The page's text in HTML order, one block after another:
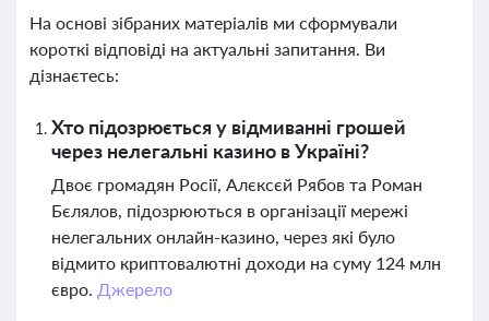
На основі зібраних матеріалів ми сформували
короткі відповіді на актуальні запитання. Ви
дізнаєтесь:
Хто підозрюється у відмиванні грошей
через нелегальні казино в Україні?
Двоє громадян Росії, Алєксєй Рябов та Роман
Бєлялов, підозрюються в організації мережі
нелегальних онлайн-казино, через які було
відмито криптовалютні доходи на суму 124 млн
євро. Джерело